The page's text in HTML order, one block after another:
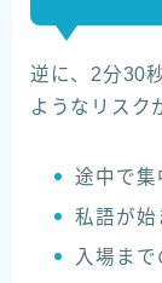
逆に、2分30
ようなリスク
途中で集
私語が始
入場ま